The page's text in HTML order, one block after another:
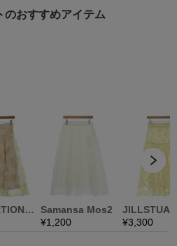
のおすすめアイテム